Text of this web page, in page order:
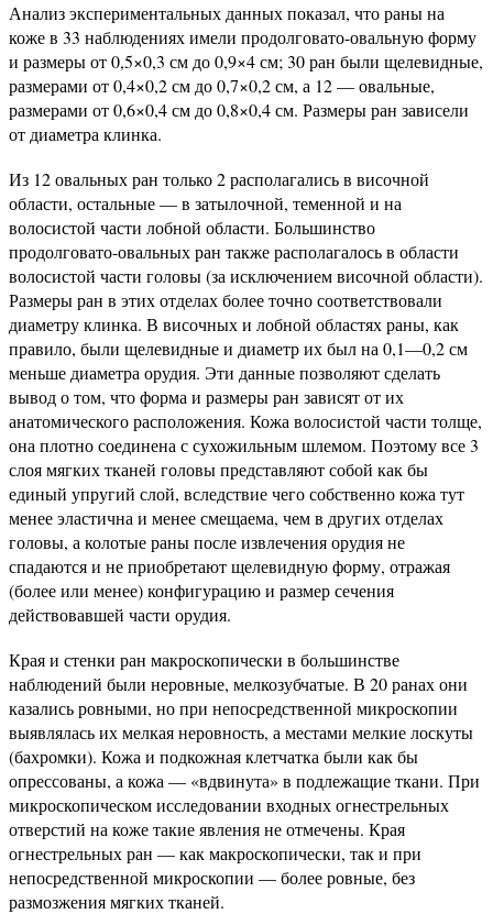
Анализ экспериментальных данных показал, что раны на
коже в 33 наблюдениях имели продолговато-овальную форму
и размеры от 0,5×0,3 см до 0,9×4 см; 30 ран были щелевидные,
размерами от 0,4×0,2 см до 0,7×0,2 см, а 12 — овальные,
размерами от 0,6×0,4 см до 0,8×0,4 см. Размеры ран зависели
от диаметра клинка.
Из 12 овальных ран только 2 располагались в височной
области, остальные — в затылочной, теменной и на
волосистой части лобной области. Большинство
продолговато-овальных ран также располагалось в области
волосистой части головы (за исключением височной области).
Размеры ран в этих отделах более точно соответствовали
диаметру клинка. В височных и лобной областях раны, как
правило, были щелевидные и диаметр их был на 0,1—0,2 см
меньше диаметра орудия. Эти данные позволяют сделать
вывод о том, что форма и размеры ран зависят от их
анатомического расположения. Кожа волосистой части толще,
она плотно соединена с сухожильным шлемом. Поэтому все 3
слоя мягких тканей головы представляют собой как бы
единый упругий слой, вследствие чего собственно кожа тут
менее эластична и менее смещаема, чем в других отделах
головы, а колотые раны после извлечения орудия не
спадаются и не приобретают щелевидную форму, отражая
(более или менее) конфигурацию и размер сечения
действовавшей части орудия.
Края и стенки ран макроскопически в большинстве
наблюдений были неровные, мелкозубчатые. В 20 ранах они
казались ровными, но при непосредственной микроскопии
выявлялась их мелкая неровность, а местами мелкие лоскуты
(бахромки). Кожа и подкожная клетчатка были как бы
опрессованы, а кожа — «вдвинута» в подлежащие ткани. При
микроскопическом исследовании входных огнестрельных
отверстий на коже такие явления не отмечены. Края
огнестрельных ран — как макроскопически, так и при
непосредственной микроскопии — более ровные, без
размозжения мягких тканей.